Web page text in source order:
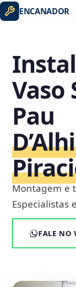
ENCANADOR
Vaso
Pau
Montagem e
Especialistas
FALE NO